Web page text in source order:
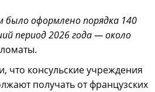
было оформлено порядка 140
период 2026 года — около
что консульские учреждения
получать от французских